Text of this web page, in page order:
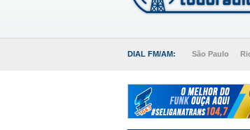
DIAL FM/AM: São Paulo